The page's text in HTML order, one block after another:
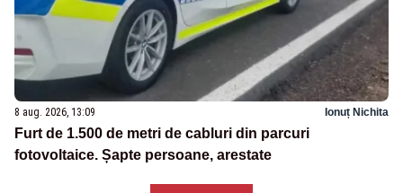
8 aug. 2026, 13:09 Ionuț Nichita
Furt de 1.500 de metri de cabluri din parcuri
fotovoltaice. Șapte persoane, arestate